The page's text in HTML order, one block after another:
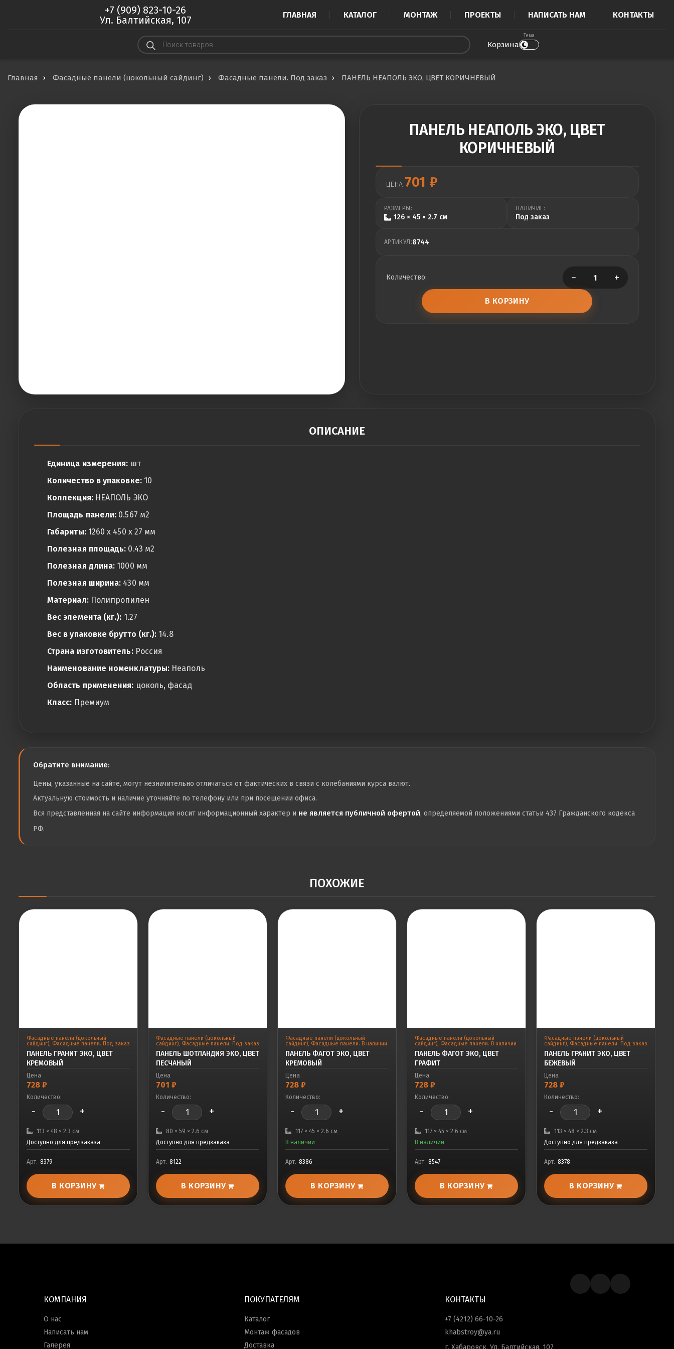
+7 (909) 823-10-26
Ул. Балтийская, 107
ГЛАВНАЯ КАТАЛОГ МОНТАЖ ПРОЕКТЫ НАПИСАТЬ НАМ КОНТАКТЫ
Поиск
товаров
Корзина
Тема
Главная Фасадные панели (цокольный сайдинг) Фасадные панели. Под заказ ПАНЕЛЬ НЕАПОЛЬ ЭКО, ЦВЕТ КОРИЧНЕВЫЙ
ПАНЕЛЬ НЕАПОЛЬ ЭКО, ЦВЕТ
КОРИЧНЕВЫЙ
ЦЕНА:701 ₽
РАЗМЕРЫ:
126 × 45 × 2.7 см
НАЛИЧИЕ:
Под заказ
АРТИКУЛ:8744
Количество: − +
В КОРЗИНУ
ОПИСАНИЕ
Единица измерения: шт
Количество в упаковке:10
Коллекция:НЕАПОЛЬ ЭКО
Площадь панели: 0.567 м2
Габариты:1260 x 450 x 27 мм
Полезная площадь: 0.43 м2
Полезная длина: 1000 мм
Полезная ширина: 430 мм
Материал:Полипропилен
Вес элемента (кг.): 1.27
Вес в упаковке брутто (кг.): 14.8
Страна изготовитель:Россия
Наименование номенклатуры: Неаполь
Область применения: цоколь, фасад
Класс: Премиум
Обратите внимание:
Цены, указанные на сайте, могут незначительно отличаться от фактических в связи с колебаниями курса валют.
Актуальную стоимость и наличие уточняйте по телефону или при посещении офиса.
Вся представленная на сайте информация носит информационный характер и не является публичной офертой, определяемой положениями статьи 437 Гражданского кодекса
РФ.
ПОХОЖИЕ
Фасадные панели (цокольный
сайдинг), Фасадные панели. Под заказ
ПАНЕЛЬ ГРАНИТ ЭКО, ЦВЕТ
КРЕМОВЫЙ
Цена
728 ₽
Количество:
- +
113 × 48 × 2.3 см
Доступно для предзаказа
Арт. 8379
В КОРЗИНУ
Фасадные панели (цокольный
сайдинг), Фасадные панели. Под заказ
ПАНЕЛЬ ШОТЛАНДИЯ ЭКО, ЦВЕТ
ПЕСЧАНЫЙ
Цена
701 ₽
Количество:
- +
80 × 59 × 2.6 см
Доступно для предзаказа
Арт. 8122
В КОРЗИНУ
Фасадные панели (цокольный
сайдинг), Фасадные панели. В наличии
ПАНЕЛЬ ФАГОТ ЭКО, ЦВЕТ
КРЕМОВЫЙ
Цена
728 ₽
Количество:
- +
117 × 45 × 2.6 см
В наличии
Арт. 8386
В КОРЗИНУ
Фасадные панели (цокольный
сайдинг), Фасадные панели. В наличии
ПАНЕЛЬ ФАГОТ ЭКО, ЦВЕТ
ГРАФИТ
Цена
728 ₽
Количество:
- +
117 × 45 × 2.6 см
В наличии
Арт. 8547
В КОРЗИНУ
Фасадные панели (цокольный
сайдинг), Фасадные панели. Под заказ
ПАНЕЛЬ ГРАНИТ ЭКО, ЦВЕТ
БЕЖЕВЫЙ
Цена
728 ₽
Количество:
- +
113 × 48 × 2.3 см
Доступно для предзаказа
Арт. 8378
В КОРЗИНУ
КОМПАНИЯ
О нас
Написать нам
Галерея
ПОКУПАТЕЛЯМ
Каталог
Монтаж фасадов
Доставка
КОНТАКТЫ
+7 (4212) 66-10-26
khabstroy@ya.ru
г. Хабаровск, Ул. Балтийская, 107